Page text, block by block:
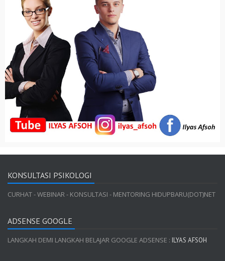
KONSULTASI PSIKOLOGI
CURHAT - WEBINAR - KONSULTASI - MENTORING HIDUPBARU(DOT)NET
ADSENSE GOOGLE
LANGKAH DEMI LANGKAH BELAJAR GOOGLE ADSENSE : ILYAS AFSOH